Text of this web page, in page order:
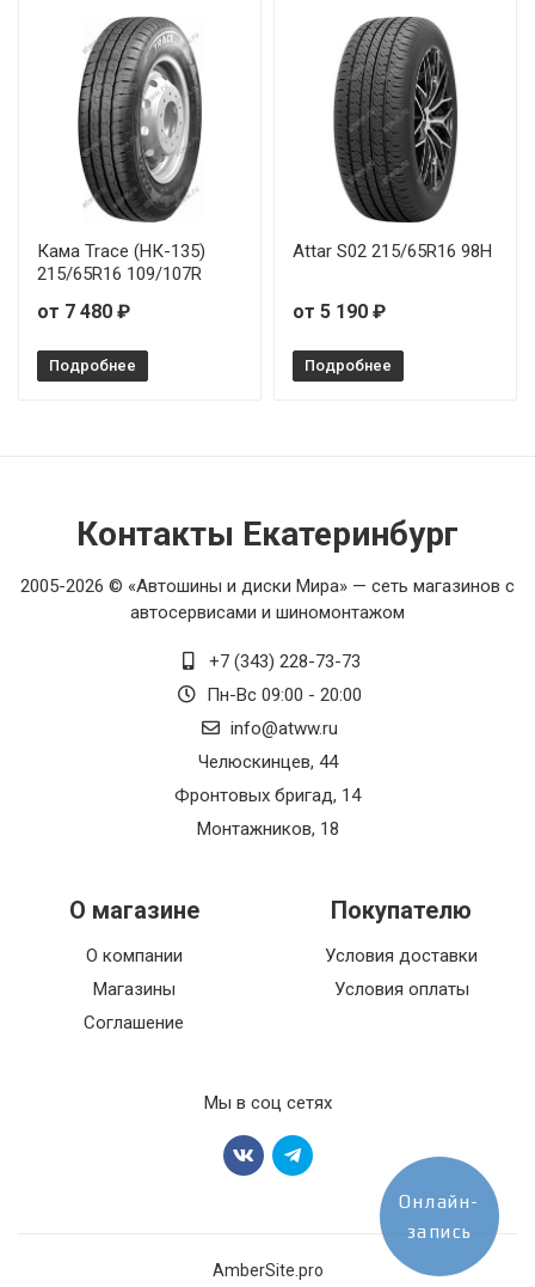
Кама Trace (НК-135)
215/65R16 109/107R
от 7 480 ₽
Подробнее
Attar S02 215/65R16 98H
от 5 190 ₽
Подробнее
Контакты Екатеринбург
2005-2026 © «Автошины и диски Мира» — сеть магазинов с
автосервисами и шиномонтажом
+7 (343) 228-73-73
Пн-Вс 09:00 - 20:00
info@atww.ru
Челюскинцев, 44
Фронтовых бригад, 14
Монтажников, 18
О магазине
О компании
Магазины
Соглашение
Покупателю
Условия доставки
Условия оплаты
Мы в соц сетях
AmberSite.pro
Онлайн-
запись